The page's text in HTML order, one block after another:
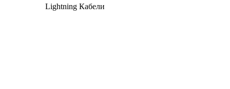
Lightning Кабели